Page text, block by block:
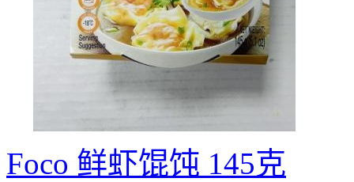
Foco 鲜虾馄饨 145克